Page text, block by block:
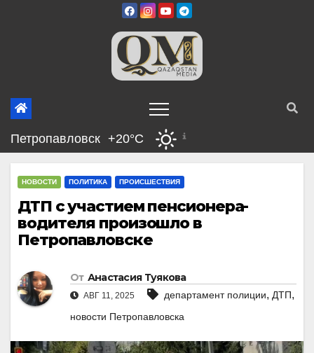
Петропавловск +20°C
НОВОСТИ ПОЛИТИКА ПРОИСШЕСТВИЯ
ДТП с участием пенсионера-
водителя произошло в
Петропавловске
От Анастасия Туякова
АВГ 11, 2025 департамент полиции, ДТП,
новости Петропавловска